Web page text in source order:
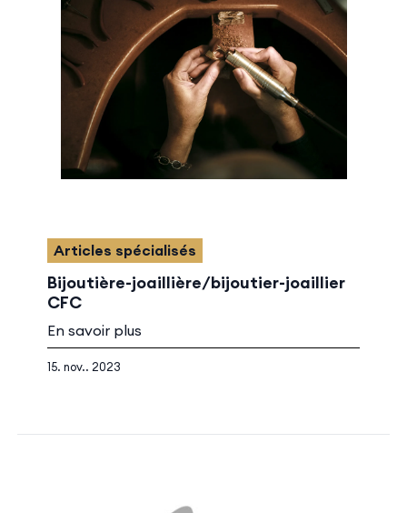
Articles spécialisés
Bijoutière-joaillière/bijoutier-joaillier
CFC
En savoir plus
15. nov.. 2023